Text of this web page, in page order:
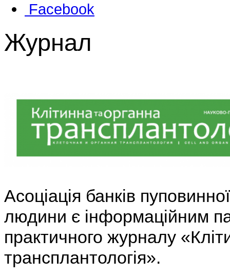
Facebook
Журнал
Асоціація банків
людини є інформаційним
практичного журналу
трансплантологія».